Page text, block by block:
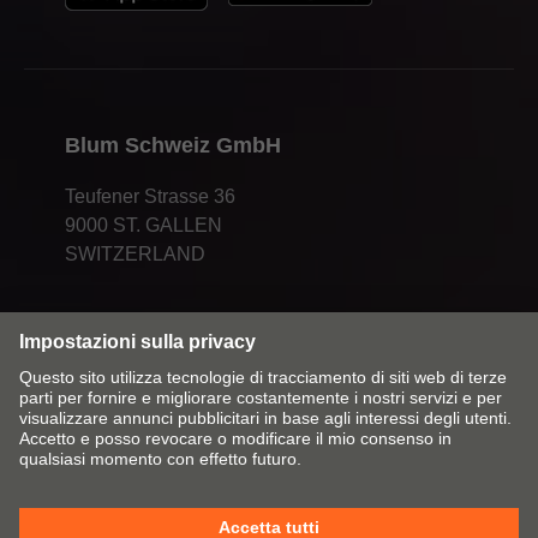
Blum Schweiz GmbH
Teufener Strasse 36
9000 ST. GALLEN
SWITZERLAND
Cambia mercato/lingua
Contatti Colophon